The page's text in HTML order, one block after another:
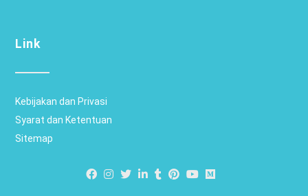
Link
Kebijakan dan Privasi
Syarat dan Ketentuan
Sitemap